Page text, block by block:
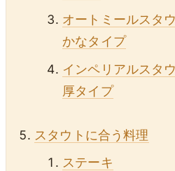
オートミールスタ
かなタイプ
インペリアルスタ
厚タイプ
スタウトに合う料理
ステーキ